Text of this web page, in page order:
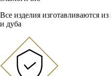
Все изделия изготавливаются
и дуба